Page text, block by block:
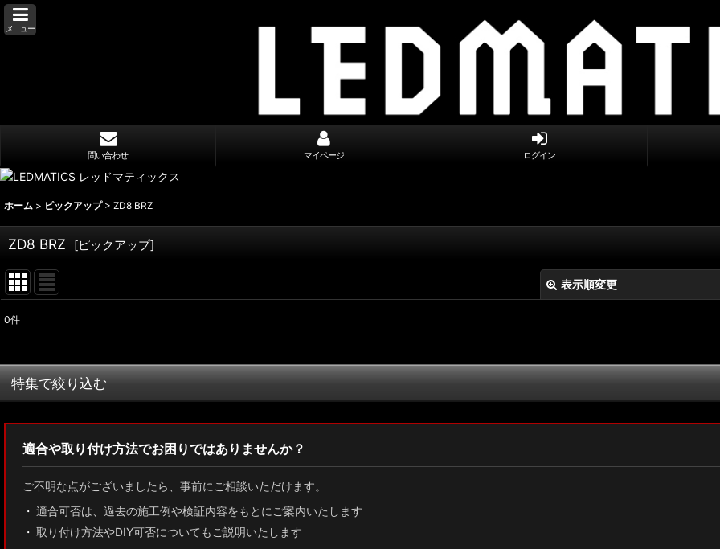
メニュー
問い合わせ マイページ ログイン
ホーム > ピックアップ > ZD8 BRZ
ZD8 BRZ [ピックアップ]
表示順変更
並び順:
0件
特集で絞り込む
ZN8 GR86
GUN125 ハイラックス
適合や取り付け方法でお困りではありませんか？
ご不明な点がございましたら、事前にご相談いただけます。
適合可否は、過去の施工例や検証内容をもとにご案内いたします
取り付け方法やDIY可否についてもご説明いたします